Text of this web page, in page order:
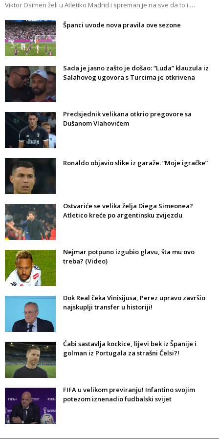
Viktor Osimen želi u Atletiko Madrid i spreman je na sve da to i …
Španci uvode nova pravila ove sezone
Sada je jasno zašto je došao: “Luda” klauzula iz
Salahovog ugovora s Turcima je otkrivena
Predsjednik velikana otkrio pregovore sa
Dušanom Vlahovićem
Ronaldo objavio slike iz garaže. “Moje igračke”
Ostvariće se velika želja Diega Simeonea?
Atletico kreće po argentinsku zvijezdu
Nejmar potpuno izgubio glavu, šta mu ovo
treba? (Video)
Dok Real čeka Vinisijusa, Perez upravo završio
najskuplji transfer u historiji!
Ćabi sastavlja kockice, lijevi bek iz Španije i
golman iz Portugala za strašni Čelsi?!
FIFA u velikom previranju! Infantino svojim
potezom iznenadio fudbalski svijet